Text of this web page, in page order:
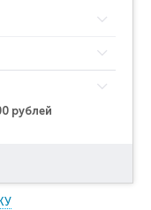
рублей